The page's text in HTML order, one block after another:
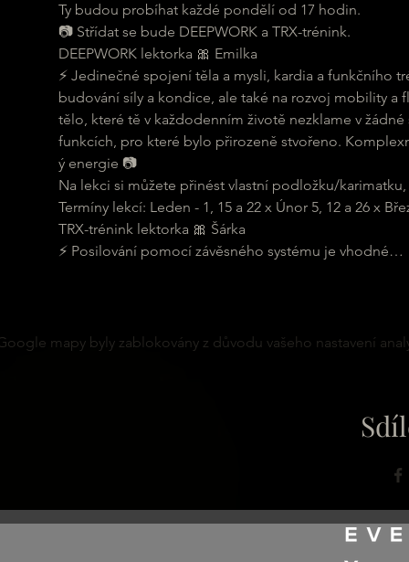
Ty budou probíhat každé pondělí od 17 hodin.
📷 Střídat se bude DEEPWORK a TRX-trénink.
DEEPWORK lektorka 🎀 Emilka
⚡ Jedinečné spojení těla a mysli, kardia a funkčního
budování síly a kondice, ale také na rozvoj mobility
tělo, které tě v každodenním životě nezklame v
funkcích, pro které bylo přirozeně stvořeno.
ý energie 📷
Na lekci si můžete přinést vlastní podložku/
Termíny lekcí: Leden - 1, 15 a 22 x Únor 5, 12 a 26 x
TRX-trénink lektorka 🎀 Šárka
⚡ Posilování pomocí závěsného systému je vhodné…
mapy byly zablokovány z důvodu vašeho nastavení